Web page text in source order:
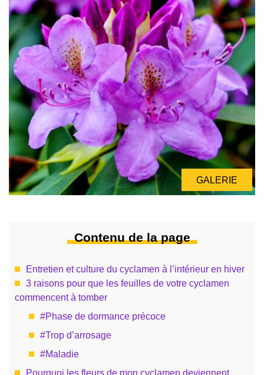
GALERIE
GALERIE
Contenu de la page
Entretien et culture du cyclamen à l’intérieur en hiver
3 raisons pour que les feuilles de votre cyclamen
commencent à tomber
#Phase de dormance précoce
#Trop d’arrosage
#Maladie
Pourquoi les fleurs de mon cyclamen deviennent